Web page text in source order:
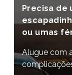
Precisa de
ou umas
Alugue com